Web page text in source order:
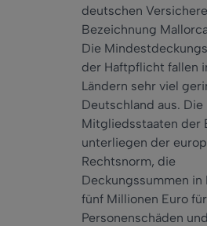
deutschen
Bezeichnung
Die
der Haftpflicht fallen
Ländern sehr viel
Deutschland aus. Die
Mitgliedsstaaten der
unterliegen der
Rechtsnorm, die
Deckungssummen in
fünf Millionen Euro für
Personenschäden